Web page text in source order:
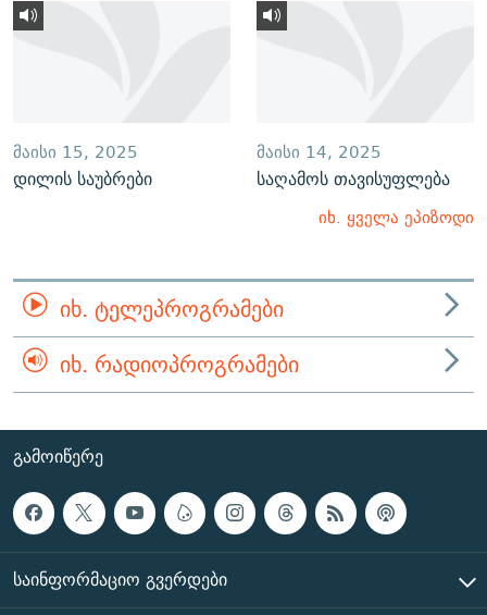
ᲛᲐᲘᲡᲘ 15, 2025
დილის საუბრები
ᲛᲐᲘᲡᲘ 14, 2025
საღამოს თავისუფლება
იხ. ყველა ეპიზოდი
ᲘᲮ. ᲢᲔᲚᲔᲞᲠᲝᲒᲠᲐᲛᲔᲑᲘ
ᲘᲮ. ᲠᲐᲓᲘᲝᲞᲠᲝᲒᲠᲐᲛᲔᲑᲘ
ᲒᲐᲛᲝᲘᲬᲔᲠᲔ
ᲡᲐᲘᲜᲤᲝᲠᲛᲐᲪᲘᲝ ᲒᲕᲔᲠᲓᲔᲑᲘ